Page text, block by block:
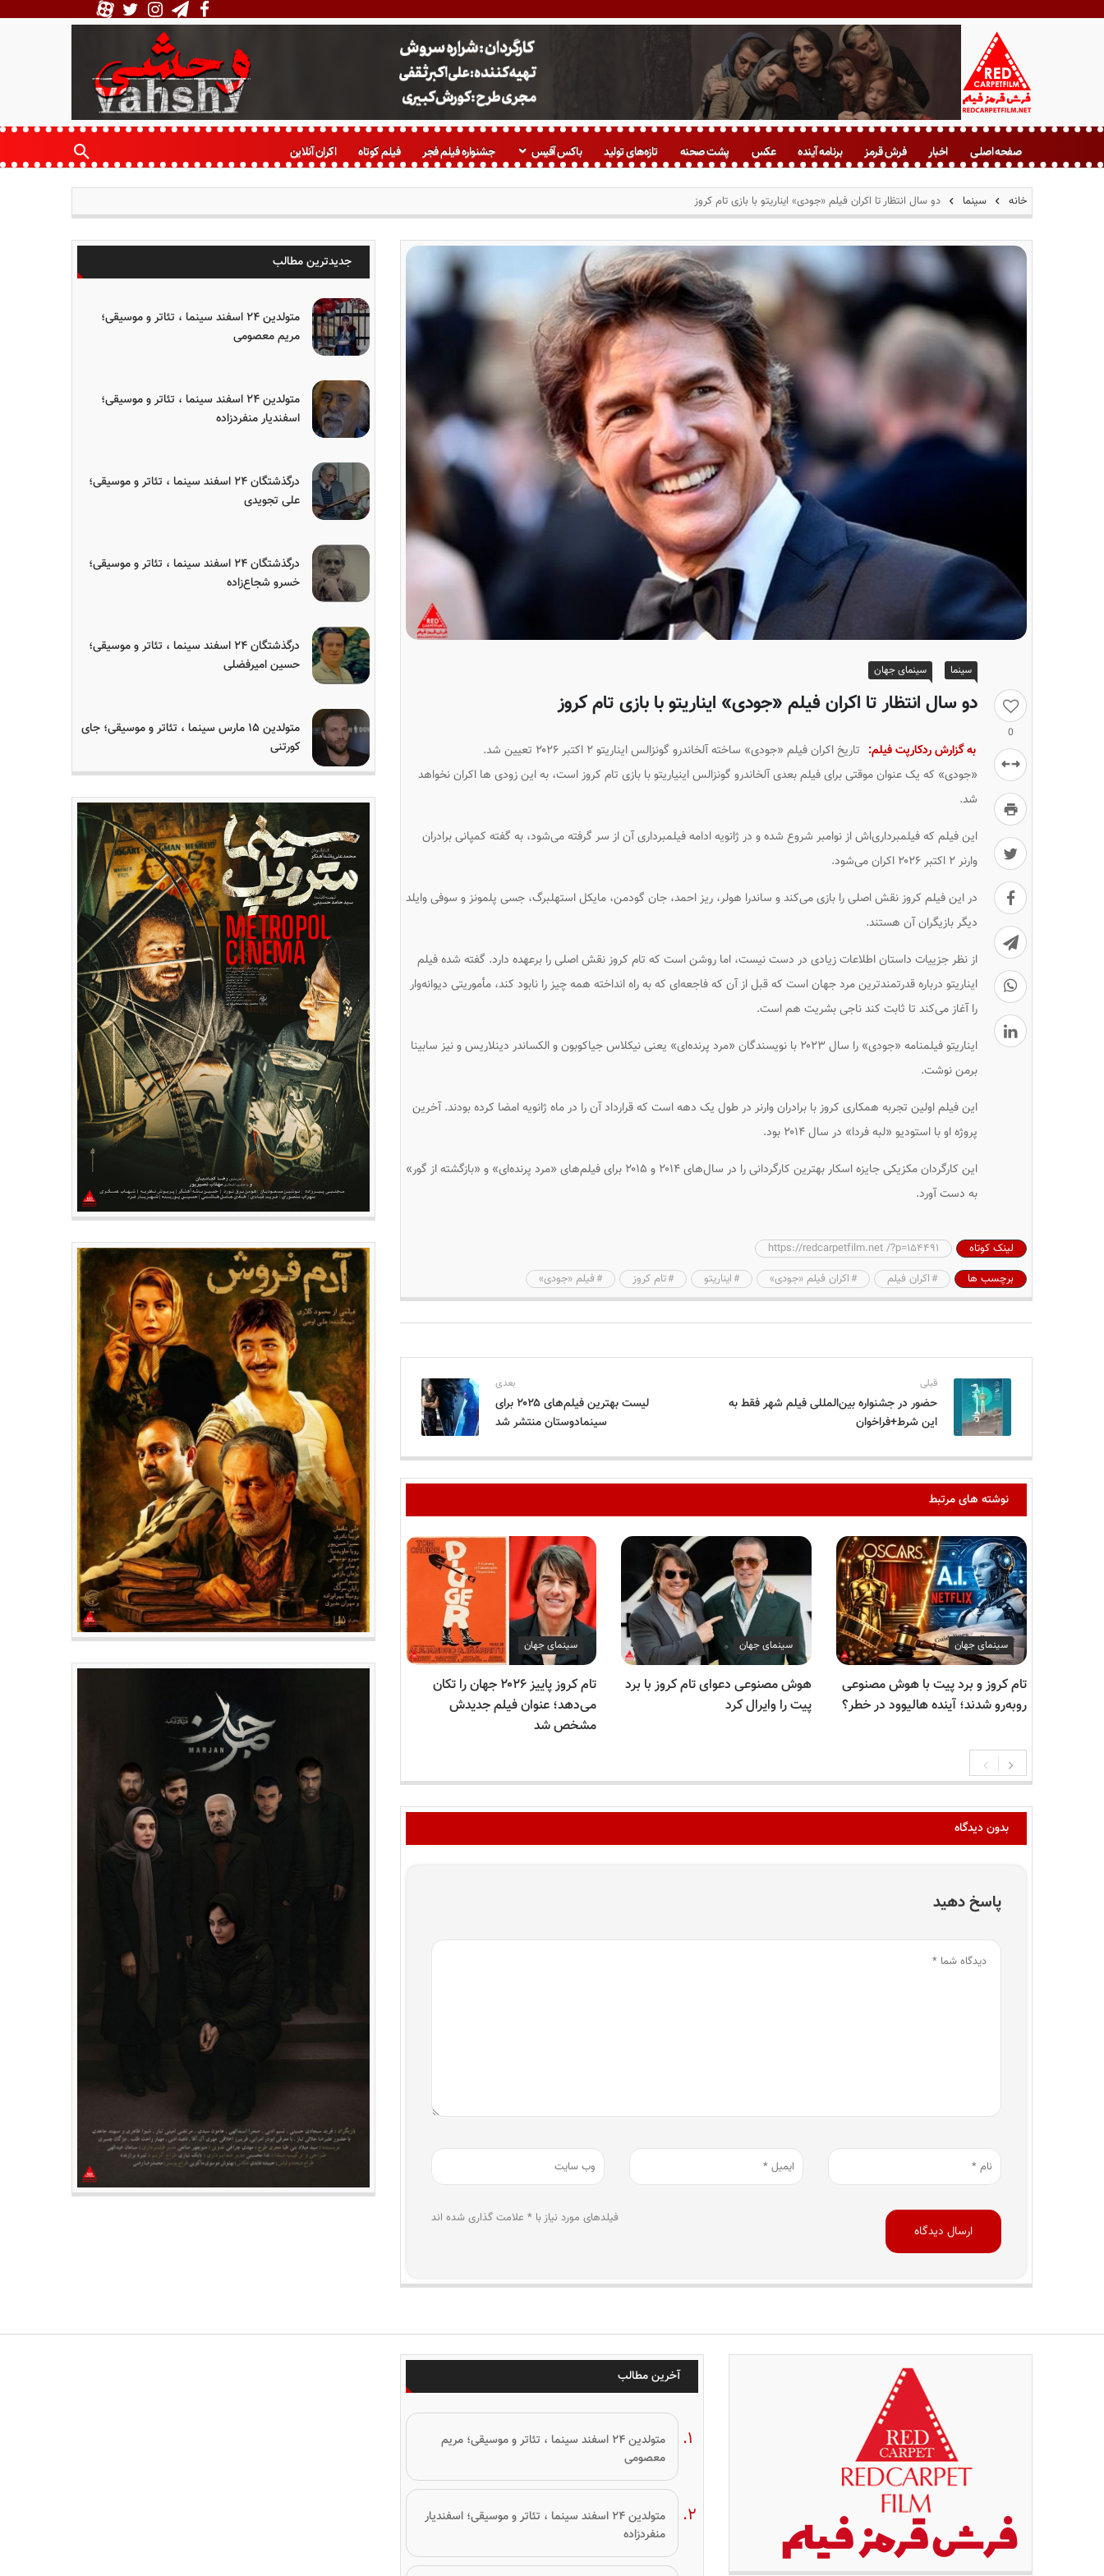
ف
ش
م
ز
صفحه اصلی اخبار فرش قرمز برنامه آینده عکس پشت صحنه تازه‌های تولید باکس آفیس جشنواره فیلم فجر فیلم کوتاه اکران آنلاین
خانه سینما دو سال انتظار تا اکران فیلم «جودی» ایناریتو با بازی تام کروز
0
سینما سینمای جهان
دو سال انتظار تا اکران فیلم «جودی» ایناریتو با بازی تام کروز
به گزارش ردکارپت فیلم: تاریخ اکران فیلم «جودی» ساخته آلخاندرو گونزالس ایناریتو ۲ اکتبر ۲۰۲۶ تعیین شد.
«جودی» که یک عنوان موقتی برای فیلم بعدی آلخاندرو گونزالس اینیاریتو با بازی تام کروز است، به این زودی ها اکران نخواهد
شد.
این فیلم که فیلمبرداری‌اش از نوامبر شروع شده و در ژانویه ادامه فیلمبرداری آن از سر گرفته می‌شود، به گفته کمپانی برادران
وارنر ۲ اکتبر ۲۰۲۶ اکران می‌شود.
در این فیلم کروز نقش اصلی را بازی می‌کند و ساندرا هولر، ریز احمد، جان گودمن، مایکل استهلبرگ، جسی پلمونز و سوفی وایلد
دیگر بازیگران آن هستند.
از نظر جزییات داستان اطلاعات زیادی در دست نیست، اما روشن است که تام کروز نقش اصلی را برعهده دارد. گفته شده فیلم
ایناریتو درباره قدرتمندترین مرد جهان است که قبل از آن که فاجعه‌ای که به راه انداخته همه چیز را نابود کند، مأموریتی دیوانه‌وار
را آغاز می‌کند تا ثابت کند ناجی بشریت هم است.
ایناریتو فیلمنامه «جودی» را سال ۲۰۲۳ با نویسندگان «مرد پرنده‌ای» یعنی نیکلاس جیاکوبون و الکساندر دینلاریس و نیز سابینا
برمن نوشت.
این فیلم اولین تجربه همکاری کروز با برادران وارنر در طول یک دهه است که قرارداد آن را در ماه ژانویه امضا کرده بودند. آخرین
پروژه او با استودیو «لبه فردا» در سال ۲۰۱۴ بود.
این کارگردان مکزیکی جایزه اسکار بهترین کارگردانی را در سال‌های ۲۰۱۴ و ۲۰۱۵ برای فیلم‌های «مرد پرنده‌ای» و «بازگشته از گور»
به دست آورد.
لینک کوتاه
https://redcarpetfilm.net /?p=154491
برچسب ها
اکران فیلم اکران فیلم «جودی» ایناریتو تام کروز فیلم «جودی»
قبلی
حضور در جشنواره بین‌المللی فیلم شهر فقط به
این شرط+فراخوان
بعدی
لیست بهترین فیلم‌های ۲۰۲۵ برای
سینمادوستان منتشر شد
نوشته های مرتبط
سینمای جهان
تام کروز و برد پیت با هوش مصنوعی
روبه‌رو شدند؛ آینده هالیوود در خطر؟
سینمای جهان
هوش مصنوعی دعوای تام کروز با برد
پیت را وایرال کرد
سینمای جهان
تام کروز پاییز ۲۰۲۶ جهان را تکان
می‌دهد؛ عنوان فیلم جدیدش
مشخص شد
سینمای جهان
اینیاریتو نقش اصلی را ایفا می‌کند
سینمای جهان
بدون دیدگاه
پاسخ دهید
فیلدهای مورد نیاز با * علامت گذاری شده اند
جدیدترین مطالب
متولدین ۲۴ اسفند سینما ، تئاتر و موسیقی؛
مریم معصومی
متولدین ۲۴ اسفند سینما ، تئاتر و موسیقی؛
اسفندیار منفردزاده
درگذشتگان ۲۴ اسفند سینما ، تئاتر و موسیقی؛
علی تجویدی
درگذشتگان ۲۴ اسفند سینما ، تئاتر و موسیقی؛
خسرو شجاع‌زاده
درگذشتگان ۲۴ اسفند سینما ، تئاتر و موسیقی؛
حسین امیرفضلی
متولدین ۱۵ مارس سینما ، تئاتر و موسیقی؛ جای
کورتنی
آخرین مطالب
متولدین ۲۴ اسفند سینما ، تئاتر و موسیقی؛ مریم
معصومی
متولدین ۲۴ اسفند سینما ، تئاتر و موسیقی؛ اسفندیار
منفردزاده